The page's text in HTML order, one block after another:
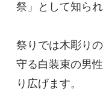
祭」として知られ
祭りでは木彫り
守る白装束の男
り広げます。